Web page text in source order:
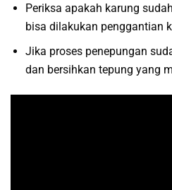
Periksa apakah karung
bisa dilakukan penggantian
Jika proses penepungan
dan bersihkan tepung yang